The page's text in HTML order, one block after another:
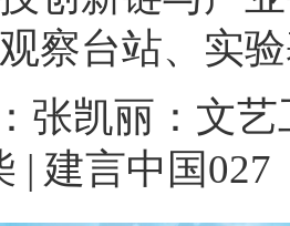
察台站、实
张凯丽：文
| 建言中国027